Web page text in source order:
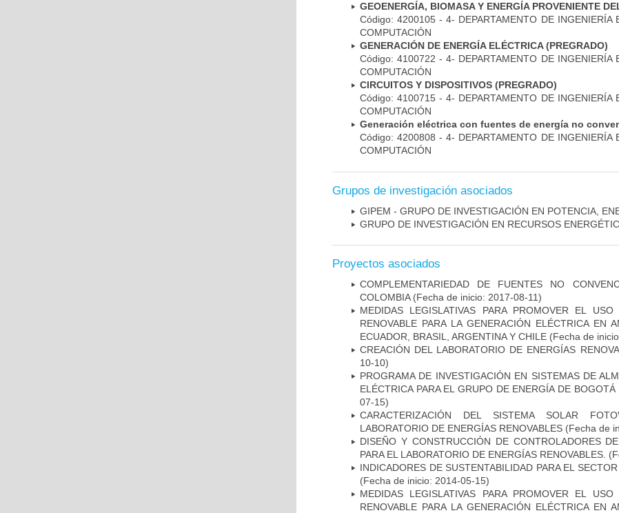
GEOENERGÍA, BIOMASA Y ENERGÍA PROVENIENTE
Código: 4200105 - 4- DEPARTAMENTO DE INGENIERÍA
COMPUTACIÓN
GENERACIÓN DE ENERGÍA ELÉCTRICA (PREGRADO)
Código: 4100722 - 4- DEPARTAMENTO DE INGENIERÍA
COMPUTACIÓN
CIRCUITOS Y DISPOSITIVOS (PREGRADO)
Código: 4100715 - 4- DEPARTAMENTO DE INGENIERÍA
COMPUTACIÓN
Generación eléctrica con fuentes de energía no
Código: 4200808 - 4- DEPARTAMENTO DE INGENIERÍA
COMPUTACIÓN
Grupos de investigación asociados
GIPEM - ­GRUPO DE INVESTIGACIÓN EN POTENCIA,
GRUPO DE INVESTIGACIÓN EN RECURSOS
Proyectos asociados
COMPLEMENTARIEDAD DE FUENTES NO
COLOMBIA(Fecha de inicio: 2017-08-11)
MEDIDAS LEGISLATIVAS PARA PROMOVER EL
RENOVABLE PARA LA GENERACIÓN ELÉCTRICA EN
ECUADOR, BRASIL, ARGENTINA Y CHILE (Fecha de
CREACIÓN DEL LABORATORIO DE ENERGÍAS
10-10)
PROGRAMA DE INVESTIGACIÓN EN SISTEMAS DE
ELÉCTRICA PARA EL GRUPO DE ENERGÍA DE BOGOTÁ
07-15)
CARACTERIZACIÓN DEL SISTEMA SOLAR
LABORATORIO DE ENERGÍAS RENOVABLES (Fecha de
DISEÑO Y CONSTRUCCIÓN DE CONTROLADORES
PARA EL LABORATORIO DE ENERGÍAS RENOVABLES.
INDICADORES DE SUSTENTABILIDAD PARA EL
(Fecha de inicio: 2014-05-15)
MEDIDAS LEGISLATIVAS PARA PROMOVER EL
RENOVABLE PARA LA GENERACIÓN ELÉCTRICA EN